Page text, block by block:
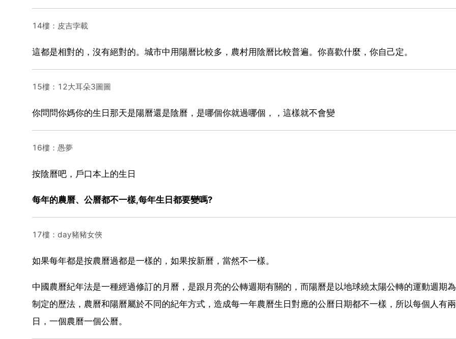
14樓：皮吉孛載
這都是相對的，沒有絕對的。城市中用陽曆比較多，農村用陰曆比較普遍。你喜歡什麼，你自己定。
15樓：12大耳朵3圖圖
你問問你媽你的生日那天是陽曆還是陰曆，是哪個你就過哪個，，這樣就不會變
16樓：愚夢
按陰曆吧，戶口本上的生日
每年的農曆、公曆都不一樣,每年生日都要變嗎?
17樓：day豬豬女俠
如果每年都是按農曆過都是一樣的，如果按新曆，當然不一樣。
中國農曆紀年法是一種經過修訂的月曆，是跟月亮的公轉週期有關的，而陽曆是以地球繞太陽公轉的運動週期
制定的歷法，農曆和陽曆屬於不同的紀年方式，造成每一年農曆生日對應的公曆日期都不一樣，所以每個人有
日，一個農曆一個公曆。